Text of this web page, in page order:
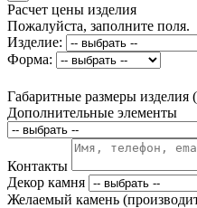
Расчет цены изделия
Пожалуйста, заполните поля.
Изделие:
Форма:
Габаритные размеры изделия
Дополнительные элементы
Контакты
Декор камня
Желаемый камень